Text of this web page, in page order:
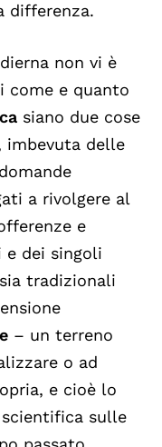
differenza.
non vi è
come e quanto
siano due cose
imbevuta delle
a rivolgere al
e
dei singoli
tradizionali
– un terreno
o ad
e cioè lo
scientifica sulle